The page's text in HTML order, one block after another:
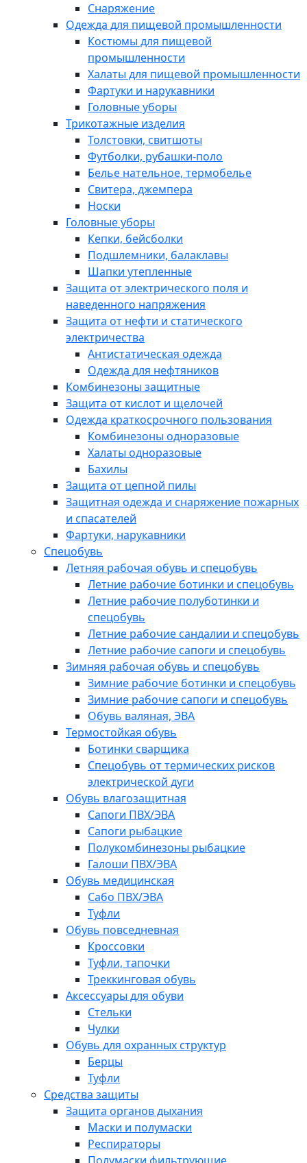
Снаряжение
Одежда для пищевой промышленности
Костюмы для пищевой
промышленности
Халаты для пищевой промышленности
Фартуки и нарукавники
Головные уборы
Трикотажные изделия
Толстовки, свитшоты
Футболки, рубашки-поло
Белье нательное, термобелье
Свитера, джемпера
Носки
Головные уборы
Кепки, бейсболки
Подшлемники, балаклавы
Шапки утепленные
Защита от электрического поля и
наведенного напряжения
Защита от нефти и статического
электричества
Антистатическая одежда
Одежда для нефтяников
Комбинезоны защитные
Защита от кислот и щелочей
Одежда краткосрочного пользования
Комбинезоны одноразовые
Халаты одноразовые
Бахилы
Защита от цепной пилы
Защитная одежда и снаряжение пожарных
и спасателей
Фартуки, нарукавники
Спецобувь
Летняя рабочая обувь и спецобувь
Летние рабочие ботинки и спецобувь
Летние рабочие полуботинки и
спецобувь
Летние рабочие сандалии и спецобувь
Летние рабочие сапоги и спецобувь
Зимняя рабочая обувь и спецобувь
Зимние рабочие ботинки и спецобувь
Зимние рабочие сапоги и спецобувь
Обувь валяная, ЭВА
Термостойкая обувь
Ботинки сварщика
Спецобувь от термических рисков
электрической дуги
Обувь влагозащитная
Сапоги ПВХ/ЭВА
Сапоги рыбацкие
Полукомбинезоны рыбацкие
Галоши ПВХ/ЭВА
Обувь медицинская
Сабо ПВХ/ЭВА
Туфли
Обувь повседневная
Кроссовки
Туфли, тапочки
Треккинговая обувь
Аксессуары для обуви
Стельки
Чулки
Обувь для охранных структур
Берцы
Туфли
Средства защиты
Защита органов дыхания
Маски и полумаски
Респираторы